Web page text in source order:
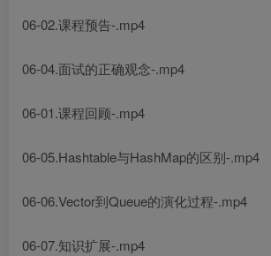
06-02.课程预告-.mp4
06-04.面试的正确观念-.mp4
06-01.课程回顾-.mp4
06-05.Hashtable与HashMap的区别-.mp4
06-06.Vector到Queue的演化过程-.mp4
06-07.知识扩展-.mp4